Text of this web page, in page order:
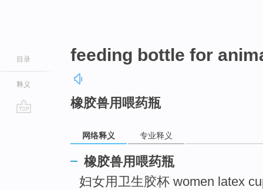
目录
释义
feeding bottle for
橡胶兽用喂药瓶
网络释义 专业释义
橡胶兽用喂药瓶
妇女用卫生胶杯 women latex